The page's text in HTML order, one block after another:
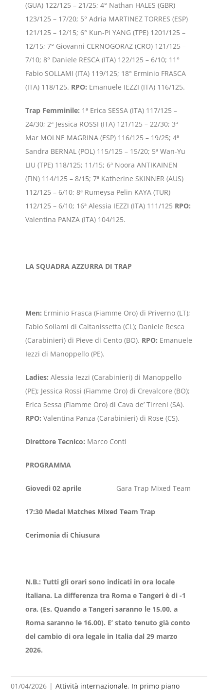
(GUA) 122/125 – 21/25; 4° Nathan HALES (GBR)
123/125 – 17/20; 5° Adria MARTINEZ TORRES (ESP)
121/125 – 12/15; 6° Kun-Pi YANG (TPE) 1201/125 –
12/15; 7° Giovanni CERNOGORAZ (CRO) 121/125 –
7/10; 8° Daniele RESCA (ITA) 122/125 – 6/10; 11°
Fabio SOLLAMI (ITA) 119/125; 18° Erminio FRASCA
(ITA) 118/125. RPO: Emanuele IEZZI (ITA) 116/125.
Trap Femminile: 1ª Erica SESSA (ITA) 117/125 –
24/30; 2ª Jessica ROSSI (ITA) 121/125 – 22/30; 3ª
Mar MOLNE MAGRINA (ESP) 116/125 – 19/25; 4ª
Sandra BERNAL (POL) 115/125 – 15/20; 5ª Wan-Yu
LIU (TPE) 118/125; 11/15; 6ª Noora ANTIKAINEN
(FIN) 114/125 – 8/15; 7ª Katherine SKINNER (AUS)
112/125 – 6/10; 8ª Rumeysa Pelin KAYA (TUR)
112/125 – 6/10; 16ª Alessia IEZZI (ITA) 111/125 RPO:
Valentina PANZA (ITA) 104/125.
LA SQUADRA AZZURRA DI TRAP
Men: Erminio Frasca (Fiamme Oro) di Priverno (LT);
Fabio Sollami di Caltanissetta (CL); Daniele Resca
(Carabinieri) di Pieve di Cento (BO). RPO: Emanuele
Iezzi di Manoppello (PE).
Ladies: Alessia Iezzi (Carabinieri) di Manoppello
(PE); Jessica Rossi (Fiamme Oro) di Crevalcore (BO);
Erica Sessa (Fiamme Oro) di Cava de’ Tirreni (SA).
RPO:Valentina Panza (Carabinieri) di Rose (CS).
Direttore Tecnico: Marco Conti
PROGRAMMA
Giovedì 02 aprile Gara Trap Mixed Team
17:30 Medal Matches Mixed Team Trap
Cerimonia di Chiusura
N.B.: Tutti gli orari sono indicati in ora locale
italiana. La differenza tra Roma e Tangeri è di -1
ora. (Es. Quando a Tangeri saranno le 15.00, a
Roma saranno le 16.00). E’ stato tenuto già conto
del cambio di ora legale in Italia dal 29 marzo
2026.
01/04/2026 | Attività internazionale, In primo piano